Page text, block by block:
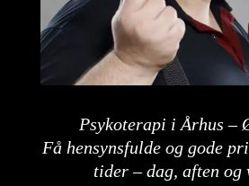
Psykoterapi i Århus –
Få hensynsfulde og gode
tider– dag, aften og